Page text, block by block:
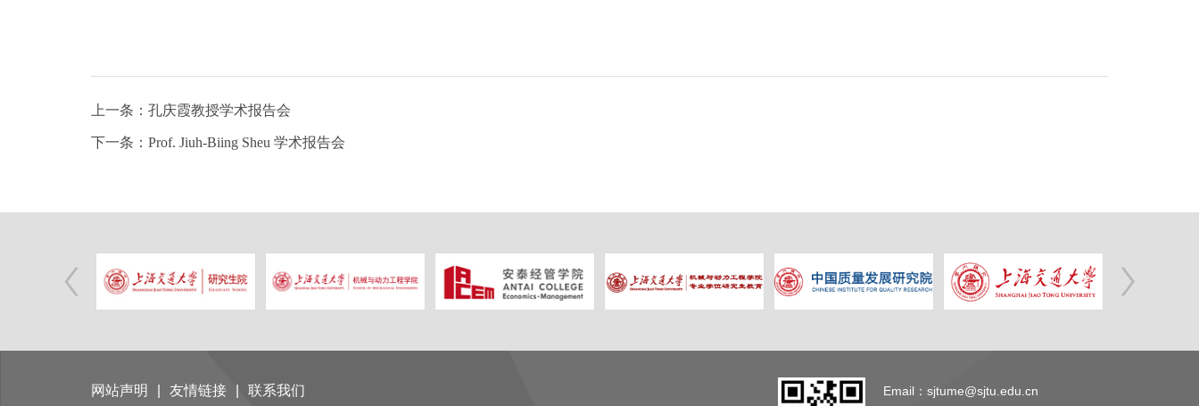
上一条：孔庆霞教授学术报告会
下一条：Prof. Jiuh-Biing Sheu 学术报告会
网站声明 友情链接 联系我们 Email：sjtume@sjtu.edu.cn